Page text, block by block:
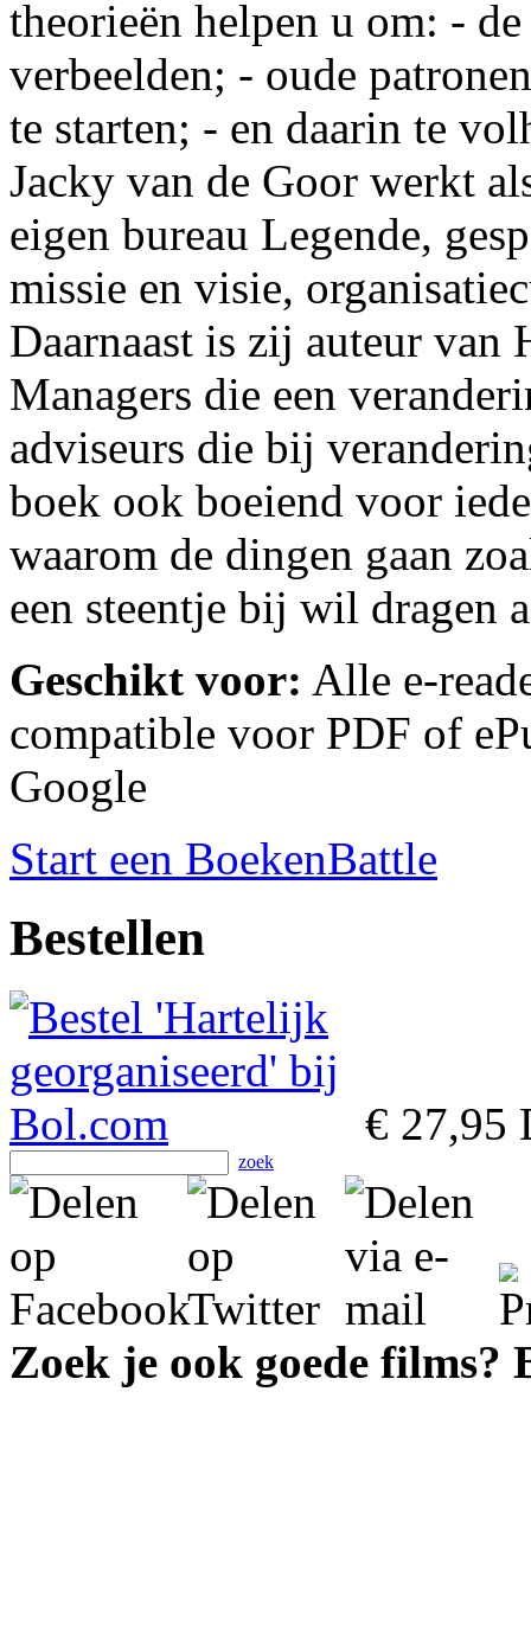
theorieën helpen u om: -
verbeelden; - oude
te starten; - en daarin te
Jacky van de Goor werkt
eigen bureau Legende,
missie en visie,
Daarnaast is zij auteur
Managers die een
adviseurs die bij
boek ook boeiend voor
waarom de dingen gaan
een steentje bij wil dragen
Geschikt voor: Alle e-
compatible voor PDF of
Google
Start een BoekenBattle
Bestellen
€ 27,95
zoek
Zoek je ook goede films?